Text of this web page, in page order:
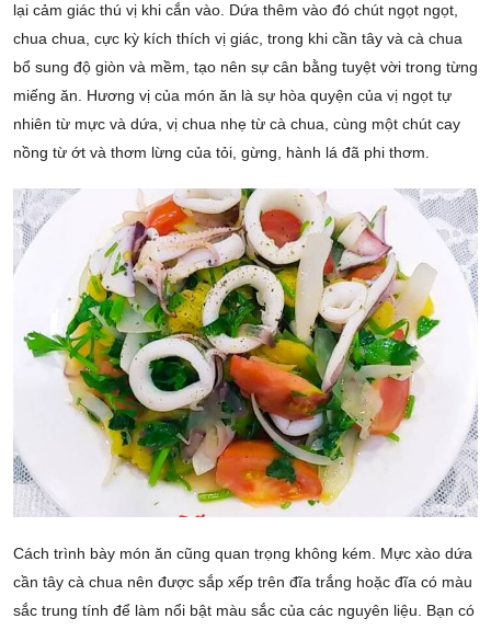
lại cảm giác thú vị khi cắn vào. Dứa thêm vào đó chút ngọt ngọt,
chua chua, cực kỳ kích thích vị giác, trong khi cần tây và cà chua
bổ sung độ giòn và mềm, tạo nên sự cân bằng tuyệt vời trong từng
miếng ăn. Hương vị của món ăn là sự hòa quyện của vị ngọt tự
nhiên từ mực và dứa, vị chua nhẹ từ cà chua, cùng một chút cay
nồng từ ớt và thơm lừng của tỏi, gừng, hành lá đã phi thơm.
Cách trình bày món ăn cũng quan trọng không kém. Mực xào dứa
cần tây cà chua nên được sắp xếp trên đĩa trắng hoặc đĩa có màu
sắc trung tính để làm nổi bật màu sắc của các nguyên liệu. Bạn có